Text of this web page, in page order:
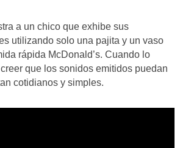
a un chico que exhibe sus
utilizando solo una pajita y un vaso
rápida McDonald’s. Cuando lo
que los sonidos emitidos puedan
cotidianos y simples.